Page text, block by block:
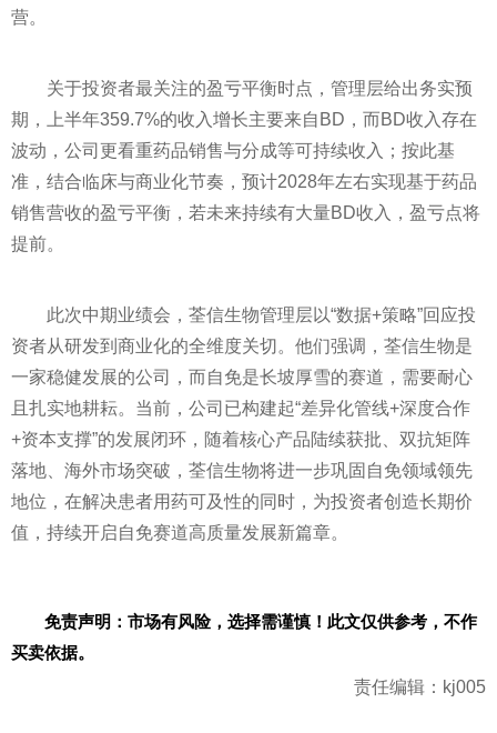
营。
关于投资者最关注的盈亏平衡时点，管理层给出务实预
期，上半年359.7%的收入增长主要来自BD，而BD收入存在
波动，公司更看重药品销售与分成等可持续收入；按此基
准，结合临床与商业化节奏，预计2028年左右实现基于药品
销售营收的盈亏平衡，若未来持续有大量BD收入，盈亏点将
提前。
此次中期业绩会，荃信生物管理层以“数据+策略”回应投
资者从研发到商业化的全维度关切。他们强调，荃信生物是
一家稳健发展的公司，而自免是长坡厚雪的赛道，需要耐心
且扎实地耕耘。当前，公司已构建起“差异化管线+深度合作
+资本支撑”的发展闭环，随着核心产品陆续获批、双抗矩阵
落地、海外市场突破，荃信生物将进一步巩固自免领域领先
地位，在解决患者用药可及性的同时，为投资者创造长期价
值，持续开启自免赛道高质量发展新篇章。
免责声明：市场有风险，选择需谨慎！此文仅供参考，不作
买卖依据。
责任编辑：kj005